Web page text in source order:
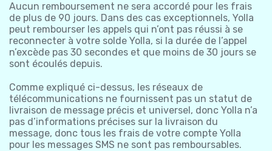
Aucun remboursement ne sera accordé pour les frais
de plus de 90 jours. Dans des cas exceptionnels, Yolla
peut rembourser les appels qui n’ont pas réussi à se
reconnecter à votre solde Yolla, si la durée de l’appel
n’excède pas 30 secondes et que moins de 30 jours se
sont écoulés depuis.
Comme expliqué ci-dessus, les réseaux de
télécommunications ne fournissent pas un statut de
livraison de message précis et universel, donc Yolla n’a
pas d’informations précises sur la livraison du
message, donc tous les frais de votre compte Yolla
pour les messages SMS ne sont pas remboursables.